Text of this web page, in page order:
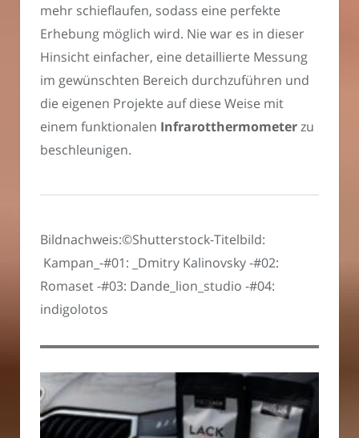
mehr schieflaufen, sodass eine perfekte
Erhebung möglich wird. Nie war es in dieser
Hinsicht einfacher, eine detaillierte Messung
im gewünschten Bereich durchzuführen und
die eigenen Projekte auf diese Weise mit
einem funktionalen Infrarotthermometerzu
beschleunigen.
Bildnachweis:©Shutterstock-Titelbild:
Kampan_-#01: _Dmitry Kalinovsky -#02:
Romaset -#03: Dande_lion_studio -#04:
indigolotos